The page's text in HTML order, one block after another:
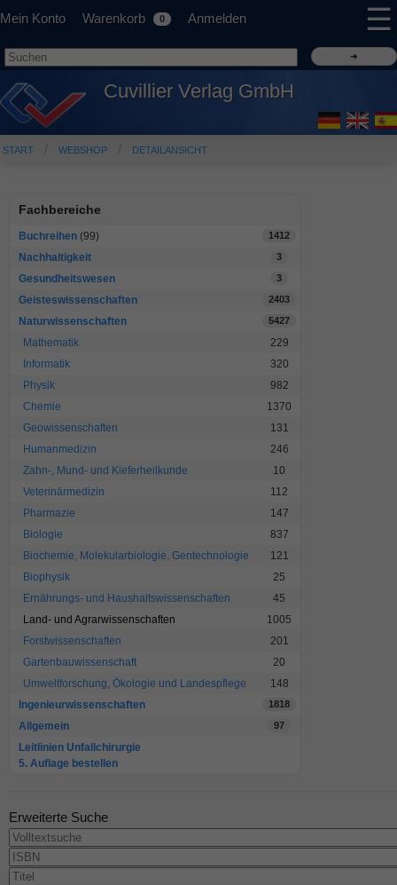
Mein Konto Warenkorb 0 Anmelden ☰
Cuvillier Verlag GmbH
START WEBSHOP DETAILANSICHT
Fachbereiche
Buchreihen (99) 1412
Nachhaltigkeit 3
Gesundheitswesen 3
Geisteswissenschaften 2403
Naturwissenschaften 5427
Mathematik
229
Informatik
320
Physik
982
Chemie
1370
Geowissenschaften
131
Humanmedizin
246
Zahn-, Mund- und Kieferheilkunde
10
Veterinärmedizin
112
Pharmazie
147
Biologie
837
Biochemie, Molekularbiologie, Gentechnologie
121
Biophysik
25
Ernährungs- und Haushaltswissenschaften
45
Land- und Agrarwissenschaften
1005
Forstwissenschaften
201
Gartenbauwissenschaft
20
Umweltforschung, Ökologie und Landespflege
148
Ingenieurwissenschaften
1818
Allgemein 97
Leitlinien Unfallchirurgie
5. Auflage bestellen
Erweiterte Suche